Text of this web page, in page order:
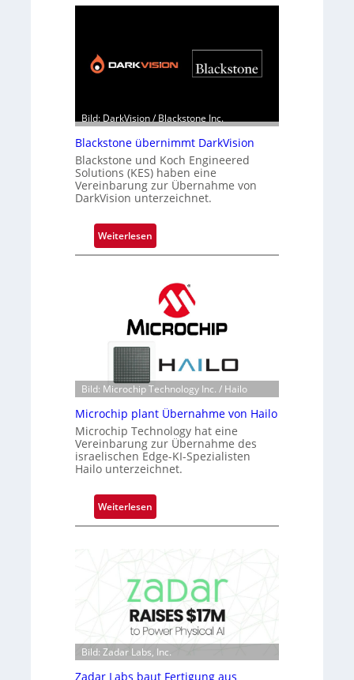
Bild: DarkVision / Blackstone Inc.
Blackstone übernimmt DarkVision
Blackstone und Koch Engineered
Solutions (KES) haben eine
Vereinbarung zur Übernahme von
DarkVision unterzeichnet.
Weiterlesen:
B
s
n
e
ü
b
e
r
m
a
r
k
V
Bild: Microchip Technology Inc. / Hailo
Microchip plant Übernahme von Hailo
Microchip Technology hat eine
Vereinbarung zur Übernahme des
israelischen Edge-KI-Spezialisten
Hailo unterzeichnet.
Weiterlesen:
M
o
c
h
i
p
p
Bild: Zadar Labs, Inc.
Zadar Labs baut Fertigung aus